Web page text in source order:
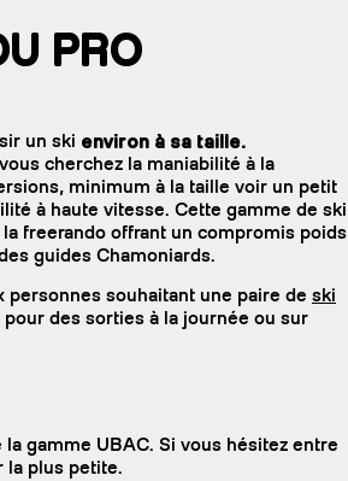
PRO
un ski environ à sa taille.
cherchez la maniabilité à la
minimum à la taille voir un petit
à haute vitesse. Cette gamme de ski
freerando offrant un compromis poids
guides Chamoniards.
souhaitant une paire de ski
des sorties à la journée ou sur
gamme UBAC. Si vous hésitez entre
la plus petite.